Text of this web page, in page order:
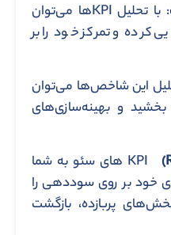
: با تحلیل KPIها می‌توان
و تمرکز خود را بر
این شاخص‌ها می‌توان
بخشید و بهینه‌سازی‌های
KPI های سئو به شما
خود بر روی سوددهی را
پربازده، بازگشت